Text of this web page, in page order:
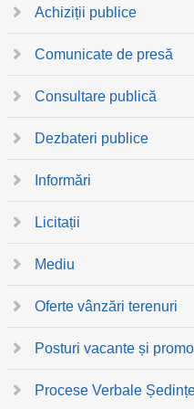
Achiziții publice
Comunicate de presă
Consultare publică
Dezbateri publice
Informări
Licitații
Mediu
Oferte vânzări terenuri
Posturi vacante și
Procese Verbale